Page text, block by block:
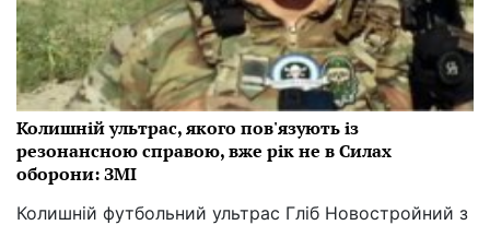
Колишній ультрас, якого пов'язують із
резонансною справою, вже рік не в Силах
оборони: ЗМІ
Колишній футбольний ультрас Гліб Новостройний з